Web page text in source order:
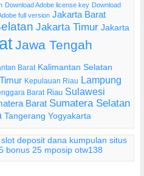
Download Adobe license key Download
full version Jakarta Barat
Jakarta Timur Jakarta
Jawa Tengah
Barat Kalimantan Selatan
Kepulauan Riau Lampung
Barat Riau Sulawesi
Barat Sumatera Selatan
Tangerang Yogyakarta
slot deposit dana kumpulan situs
bonus 25 mposip otw138